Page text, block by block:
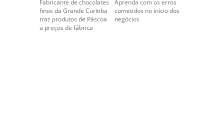
Fabricante de chocolates
finos da Grande Curitiba
traz produtos de Páscoa
a preços de fábrica
Aprenda com os erros
cometidos no início dos
negócios